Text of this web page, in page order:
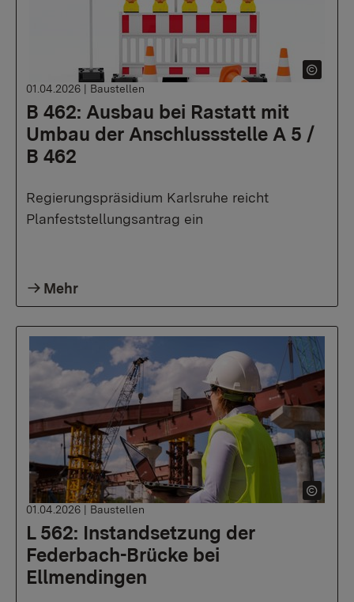
B 462: Ausbau bei Rastatt mit
Umbau der Anschlussstelle A 5 /
B 462
01.04.2026 | Baustellen
Regierungspräsidium Karlsruhe reicht
Planfeststellungsantrag ein
Mehr
L 562: Instandsetzung der
Federbach-Brücke bei
Ellmendingen
01.04.2026 | Baustellen